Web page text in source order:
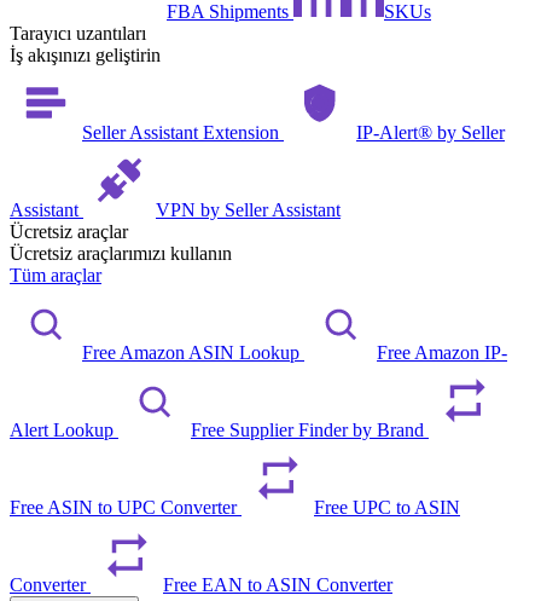
FBA Shipments
SKUs
Tarayıcı uzantıları
İş akışınızı geliştirin
Seller Assistant Extension IP-Alert® by Seller
Assistant
VPN by Seller Assistant
Ücretsiz araçlar
Ücretsiz araçlarımızı kullanın
Tüm araçlar
Free Amazon ASIN Lookup Free Amazon IP-
Alert Lookup Free Supplier Finder by Brand
Free ASIN to UPC Converter Free UPC to ASIN
Converter Free EAN to ASIN Converter